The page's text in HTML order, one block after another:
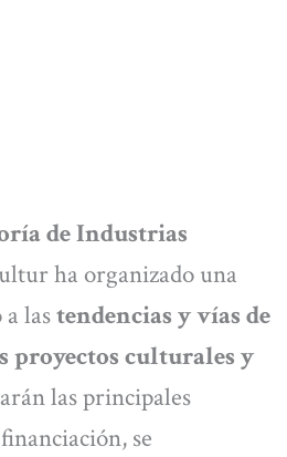
de Industrias
ha organizado una
lastendencias y vías de
proyectos culturales y
las principales
se